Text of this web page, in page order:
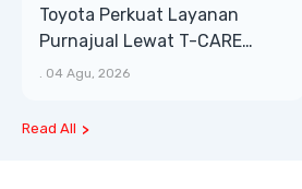
Toyota Perkuat Layanan
Purnajual Lewat T-CARE
XTRA, Manfaat Lebih Besar
04 Agu, 2026
Read All